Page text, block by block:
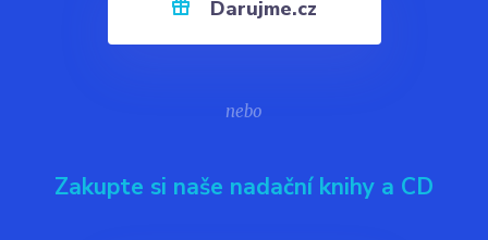
Darujme.cz
nebo
Zakupte si naše nadační knihy a CD